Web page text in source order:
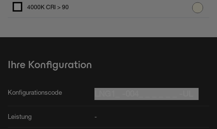
4000K CRI > 90
Ihre Konfiguration
Konfigurationscode
Leistung -